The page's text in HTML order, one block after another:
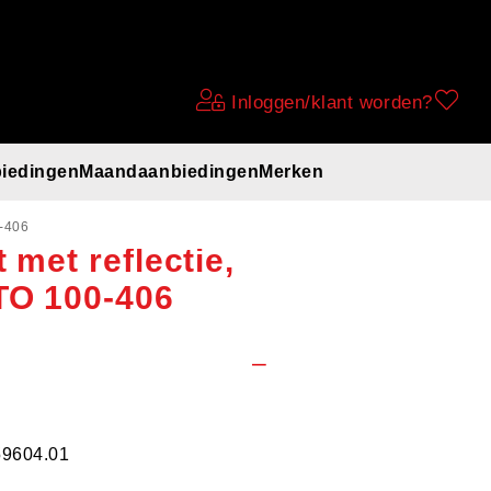
Inloggen/klant worden?
Maandaanbiedingen Merken
406
Moto-X
met reflectie,
100-406